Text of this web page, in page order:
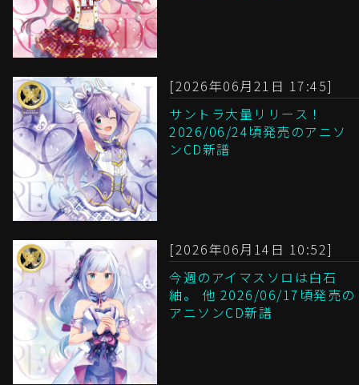
[2026年06月21日 17:45]
サントラ大量リリース！
2026/06/24頃発売のアニソ
ンCD新譜
[2026年06月14日 10:52]
今週のアイマスソロは白石
紬。 他 2026/06/17頃発売の
アニソンCD新譜